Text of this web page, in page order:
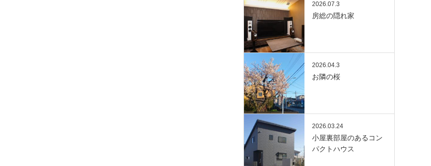
2026.07.3
房総の隠れ家
2026.04.3
お隣の桜
2026.03.24
小屋裏部屋のあるコン
パクトハウス